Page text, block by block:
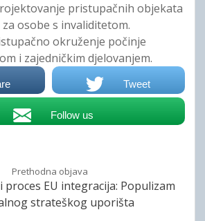
pristupačnih objekata
osobe s invaliditetom.
okruženje počinje
i zajedničkim djelovanjem.
Tweet
Follow us
Prethodna objava
proces EU integracija: Populizam
strateškog uporišta